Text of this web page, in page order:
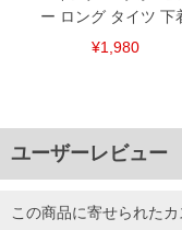
ー ロング タイツ 下
¥1,980
ユーザーレビュー
この商品に寄せられた